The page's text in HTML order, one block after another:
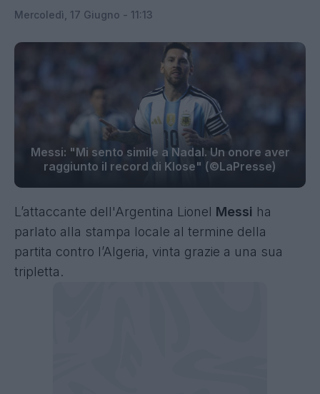
Mercoledì, 17 Giugno - 11:13
Messi: "Mi sento simile a Nadal. Un onore aver
raggiunto il record di Klose" (©LaPresse)
L’attaccante dell'Argentina Lionel Messi ha
parlato alla stampa locale al termine della
partita contro l’Algeria, vinta grazie a una sua
tripletta.